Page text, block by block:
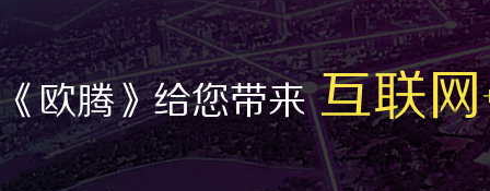
《欧腾》给您带来互联网